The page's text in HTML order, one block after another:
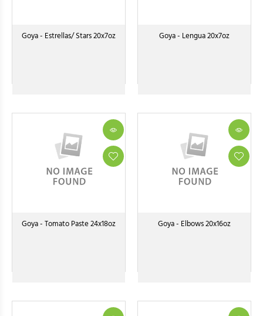
Goya - Estrellas/ Stars 20x7oz Goya - Lengua 20x7oz
Goya - Tomato Paste 24x18oz Goya - Elbows 20x16oz